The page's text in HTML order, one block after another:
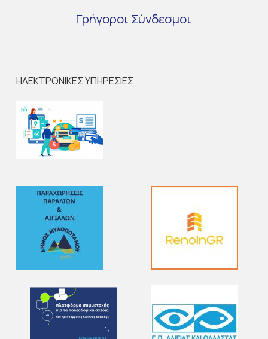
Γρήγοροι Σύνδεσμοι
ΗΛΕΚΤΡΟΝΙΚΕΣ ΥΠΗΡΕΣΙΕΣ